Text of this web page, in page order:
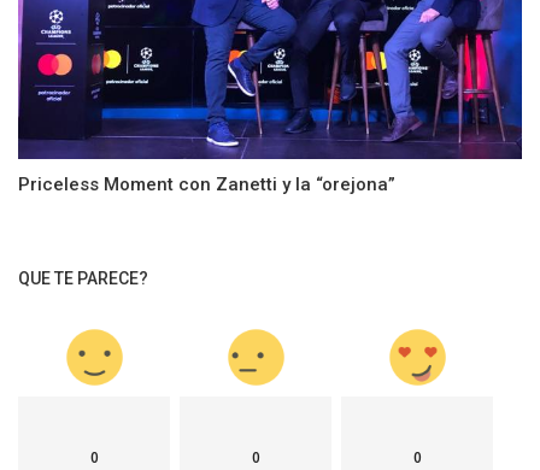
Priceless Moment con Zanetti y la “orejona”
QUE TE PARECE?
0 0 0